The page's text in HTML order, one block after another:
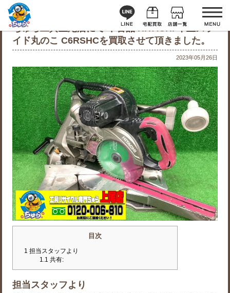
ちゅら工具上尾店にて 中古品 HITACHI 卓上スラ
イド丸のこ C6RSHCを買取させて頂きました。
2023年05月26日
目次
1 担当スタッフより
1.1 共有:
担当スタッフより